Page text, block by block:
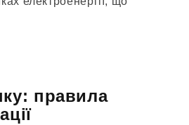
правила